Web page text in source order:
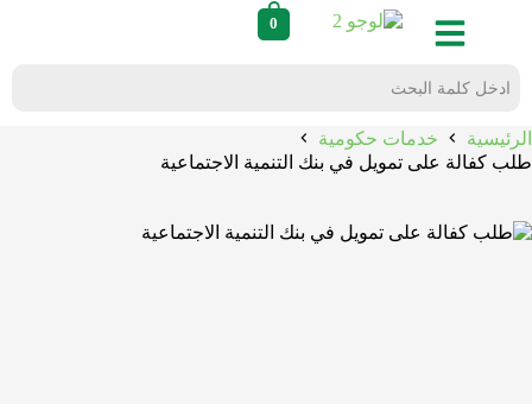
0
الرئيسية
خدمات حكومية
طلب كفالة على تمويل في بنك التنمية الاجتماعية